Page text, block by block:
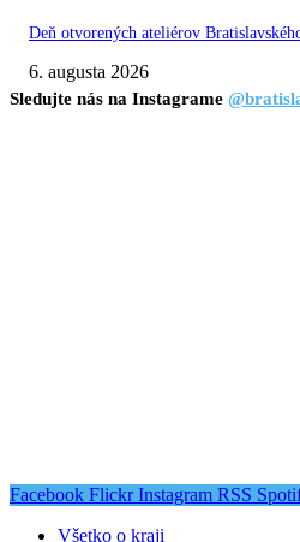
Deň otvorených ateliérov
6. augusta 2026
Sledujte nás na Instagrame
Facebook Flickr Instagram RSS
Všetko o kraji